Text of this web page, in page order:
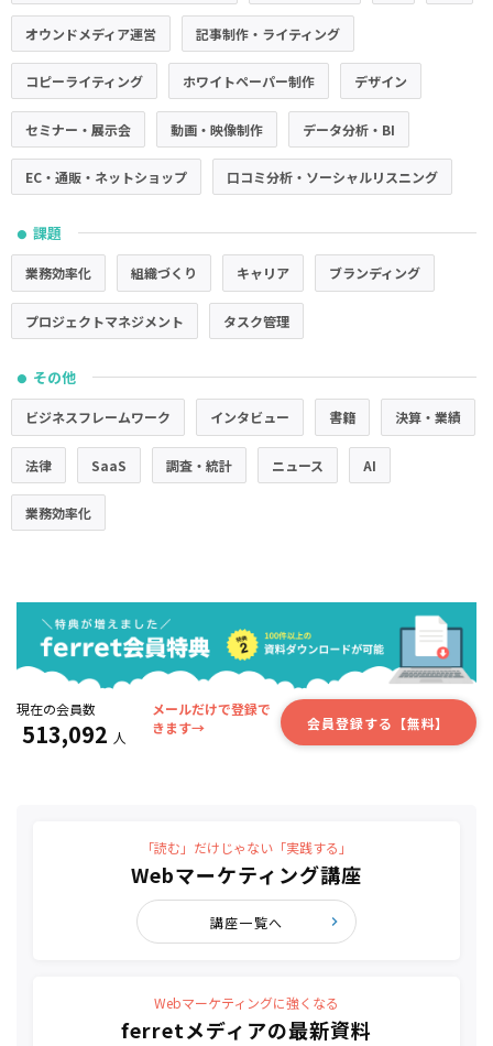
オウンドメディア運営 記事制作・ライティング
コピーライティング ホワイトペーパー制作 デザイン
セミナー・展示会 動画・映像制作 データ分析・BI
EC・通販・ネットショップ 口コミ分析・ソーシャルリスニング
● 課題
業務効率化 組織づくり キャリア ブランディング
プロジェクトマネジメント タスク管理
● その他
ビジネスフレームワーク インタビュー 書籍 決算・業績
法律 SaaS 調査・統計 ニュース AI
業務効率化
現在の会員数
513,092 人
メールだけで登録で
きます→
会員登録する【無料】
「読む」だけじゃない「実践する」
Webマーケティング講座
講座一覧へ
Webマーケティングに強くなる
ferretメディアの最新資料